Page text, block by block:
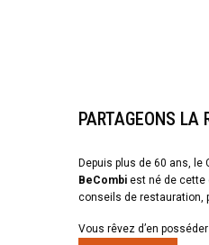
PARTAGEONS LA
Depuis plus de 60 ans,
BeCombi est né de cette
conseils de restauration,
Vous rêvez d’en